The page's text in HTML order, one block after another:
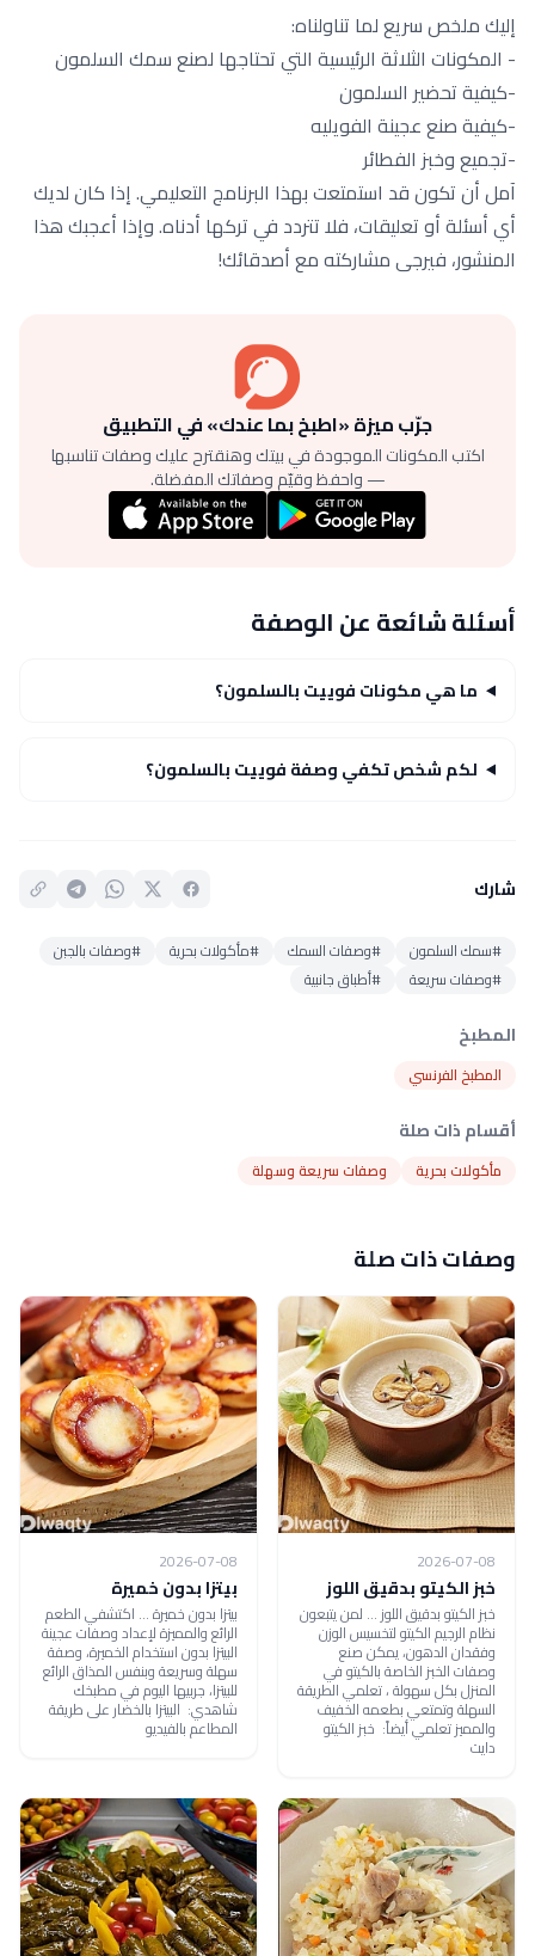
إليك ملخص سريع لما تناولناه:
- المكونات الثلاثة الرئيسية التي تحتاجها لصنع سمك السلمون
-كيفية تحضير السلمون
-كيفية صنع عجينة الفويليه
-تجميع وخبز الفطائر
آمل أن تكون قد استمتعت بهذا البرنامج التعليمي. إذا كان لديك
أي أسئلة أو تعليقات، فلا تتردد في تركها أدناه. وإذا أعجبك هذا
المنشور، فيرجى مشاركته مع أصدقائك!
جرّب ميزة «اطبخ بما عندك» في التطبيق
اكتب المكونات الموجودة في بيتك وهنقترح عليك وصفات تناسبها
— واحفظ وقيّم وصفاتك المفضلة.
أسئلة شائعة عن الوصفة
ما هي مكونات فوييت بالسلمون؟
لكم شخص تكفي وصفة فوييت بالسلمون؟
شارك
#سمك السلمون #وصفات السمك #مأكولات بحرية
#وصفات بالجبن
#وصفات سريعة
#أطباق جانبية
المطبخ
المطبخ الفرنسي
أقسام ذات صلة
مأكولات بحرية وصفات سريعة وسهلة
وصفات ذات صلة
2026-07-08
خبز الكيتو بدقيق اللوز
خبز الكيتو بدقيق اللوز ... لمن يتبعون
نظام الرجيم الكيتو لتخسيس الوزن
وفقدان الدهون، يمكن صنع
وصفات الخبز الخاصة بالكيتو في
المنزل بكل سهولة ، تعلمي الطريقة
السهلة وتمتعي بطعمه الخفيف
والمميز تعلمي أيضاً: خبز الكيتو
دايت
2026-07-08
بيتزا بدون خميرة
بيتزا بدون خميرة ... اكتشفي الطعم
الرائع والمميزة لإعداد وصفات عجينة
البيتزا بدون استخدام الخميرة، وصفة
سهلة وسريعة وبنفس المذاق الرائع
للبيتزا، جربيها اليوم في مطبخك
شاهدي: البيتزا بالخضار على طريقة
المطاعم بالفيديو